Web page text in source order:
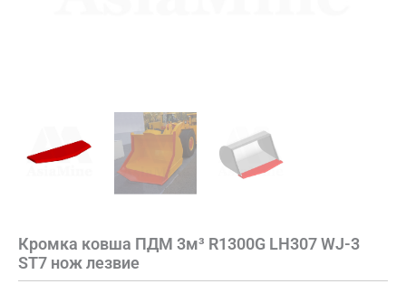
Кромка ковша ПДМ 3м³ R1300G LH307 WJ-3
ST7 нож лезвие